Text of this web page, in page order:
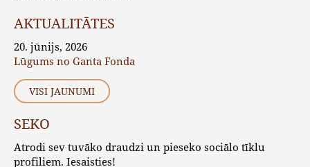
AKTUALITĀTES
20. jūnijs, 2026
Lūgums no Ganta Fonda
VISI JAUNUMI
SEKO
Atrodi sev tuvāko draudzi un pieseko sociālo tīklu
profiliem. Iesaisties!